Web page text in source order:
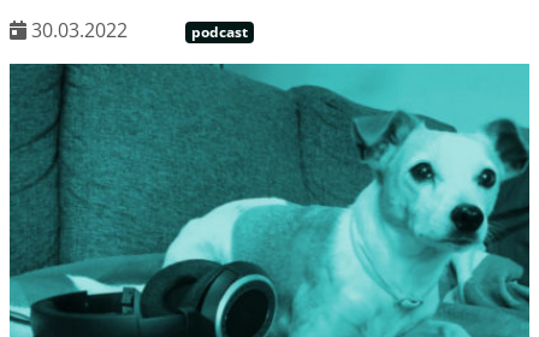
30.03.2022 podcast